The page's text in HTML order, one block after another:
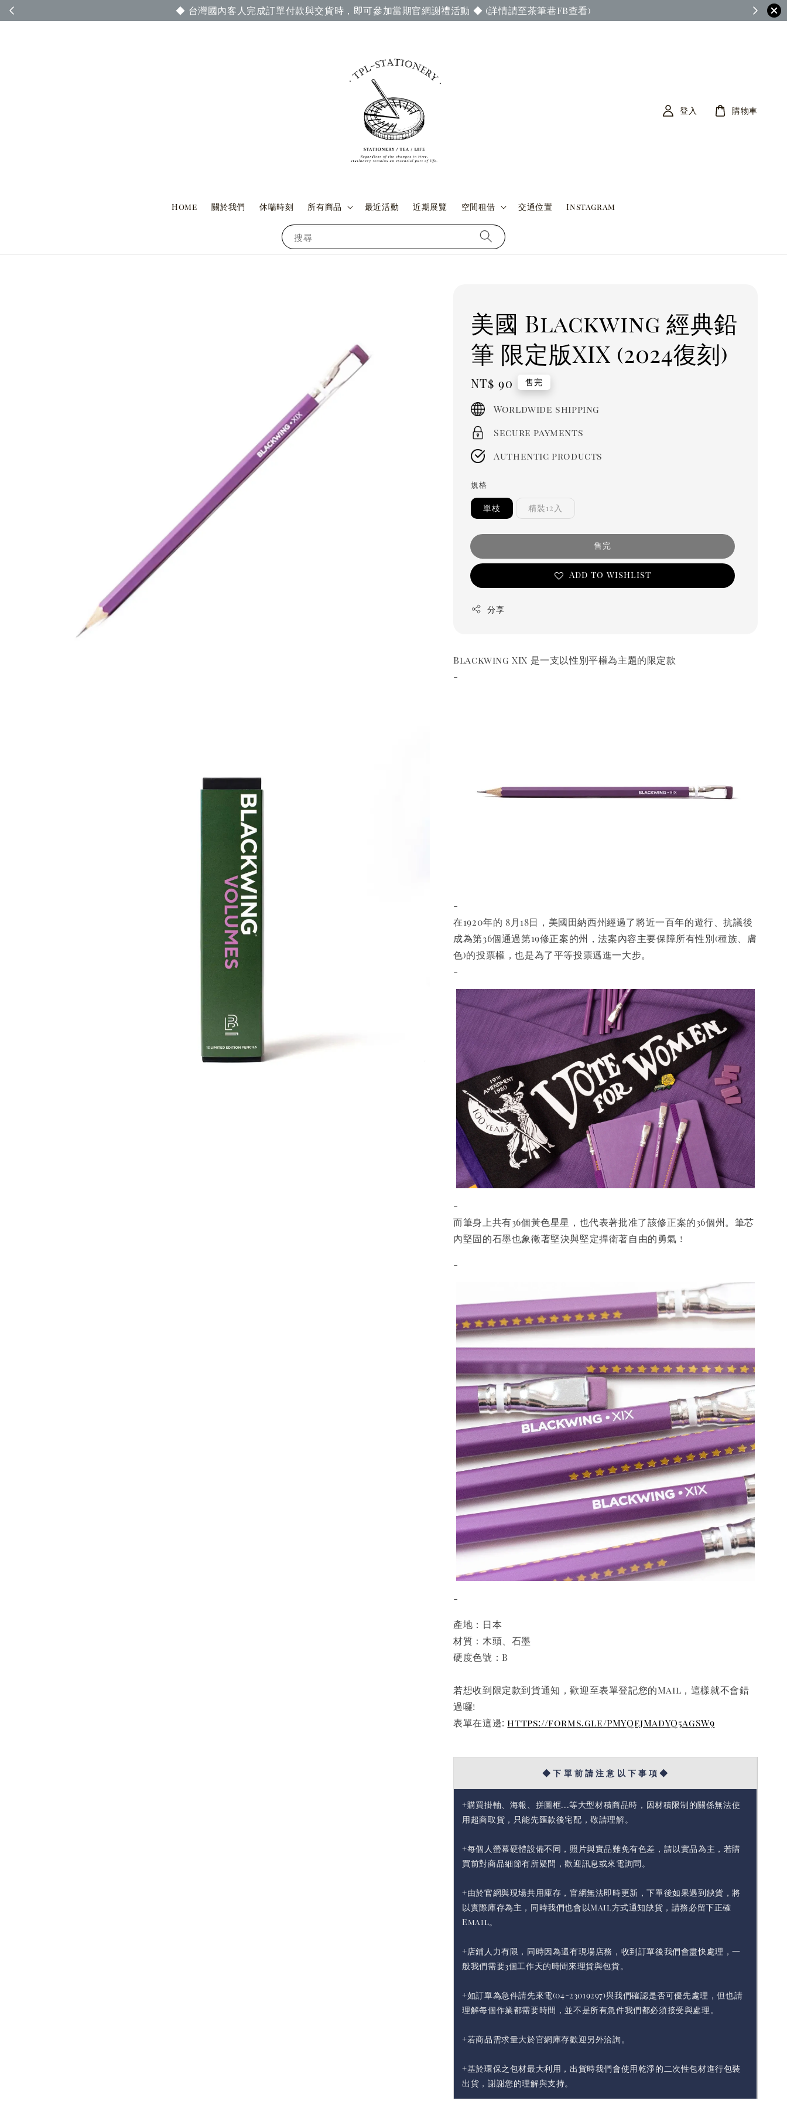
◆ 台灣國內客人完成訂單付款與交貨時，即可參加當期官網謝禮活動 ◆ (詳情請至茶筆巷FB查看)
搜尋
Home 關於我們 休喘時刻 所有商品 最近活動 近期展覽 空間租借 交通位置 Instagram
登入 購物車
美國 Blackwing 經典鉛
筆 限定版XIX (2024復刻)
Regular
price
NT$ 90 售完
Worldwide shipping
Secure payments
Authentic products
規格
單枝 精裝12入
售完
Add to wishlist
分享
Blackwing XIX 是一支以性別平權為主題的限定款
-
-
在1920年的 8月18日，美國田納西州經過了將近一百年的遊行、抗議後
成為第36個通過第19修正案的州，法案內容主要保障所有性別(種族、膚
色)的投票權，也是為了平等投票邁進一大步。
-
-
而筆身上共有36個黃色星星，也代表著批准了該修正案的36個州。筆芯
內堅固的石墨也象徵著堅決與堅定捍衛著自由的勇氣 !
-
-
產地：日本
材質：木頭、石墨
硬度色號：B
若想收到限定款到貨通知，歡迎至表單登記您的Mail，這樣就不會錯
過囉!
表單在這邊:https://forms.gle/PMYQejMadYQ5agSW9
◆ 下 單 前 請 注 意 以 下 事 項 ◆
+購買掛軸、海報、拼圖框...等大型材積商品時，因材積限制的關係無法使
用超商取貨，只能先匯款後宅配，敬請理解。
+每個人螢幕硬體設備不同，照片與實品難免有色差，請以實品為主，若購
買前對商品細節有所疑問，歡迎訊息或來電詢問。
+由於官網與現場共用庫存，官網無法即時更新，下單後如果遇到缺貨，將
以實際庫存為主，同時我們也會以Mail方式通知缺貨，請務必留下正確
Email。
+店鋪人力有限，同時因為還有現場店務，收到訂單後我們會盡快處理，一
般我們需要3個工作天的時間來理貨與包貨。
+如訂單為急件請先來電(04-23019297)與我們確認是否可優先處理，但也請
理解每個作業都需要時間，並不是所有急件我們都必須接受與處理。
+若商品需求量大於官網庫存歡迎另外洽詢。
+基於環保之包材最大利用，出貨時我們會使用乾淨的二次性包材進行包裝
出貨，謝謝您的理解與支持。